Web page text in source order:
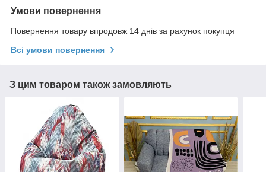
Умови повернення
Повернення товару впродовж 14 днів за рахунок покупця
Всі умови повернення
З цим товаром також замовляють